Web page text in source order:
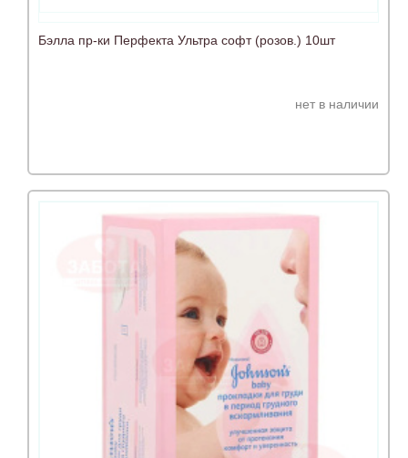
Бэлла пр-ки Перфекта Ультра софт (розов.) 10шт
нет в наличии